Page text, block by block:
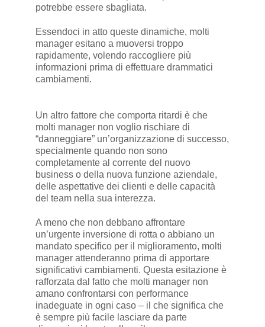
potrebbe essere sbagliata.
Essendoci in atto queste dinamiche, molti
manager esitano a muoversi troppo
rapidamente, volendo raccogliere più
informazioni prima di effettuare drammatici
cambiamenti.
Un altro fattore che comporta ritardi è che
molti manager non voglio rischiare di
“danneggiare” un’organizzazione di successo,
specialmente quando non sono
completamente al corrente del nuovo
business o della nuova funzione aziendale,
delle aspettative dei clienti e delle capacità
del team nella sua interezza.
A meno che non debbano affrontare
un’urgente inversione di rotta o abbiano un
mandato specifico per il miglioramento, molti
manager attenderanno prima di apportare
significativi cambiamenti. Questa esitazione è
rafforzata dal fatto che molti manager non
amano confrontarsi con performance
inadeguate in ogni caso – il che significa che
è sempre più facile lasciare da parte